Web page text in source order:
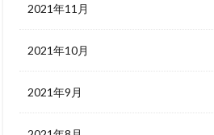
2021年11月
2021年10月
2021年9月